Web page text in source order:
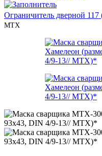
Ограничитель дверной
МТХ